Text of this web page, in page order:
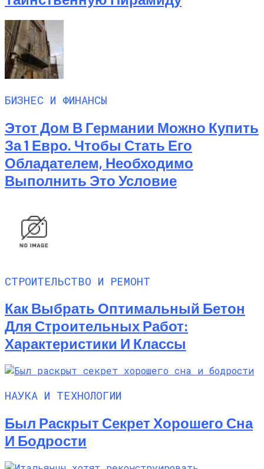
БИЗНЕС И ФИНАНСЫ
Этот Дом В Германии Можно Купить
За 1 Евро. Чтобы Стать Его
Обладателем, Необходимо
Выполнить Это Условие
СТРОИТЕЛЬСТВО И РЕМОНТ
Как Выбрать Оптимальный Бетон
Для Строительных Работ:
Характеристики И Классы
НАУКА И ТЕХНОЛОГИИ
Был Раскрыт Секрет Хорошего Сна
И Бодрости